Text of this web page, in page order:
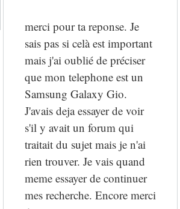
merci pour ta reponse. Je
sais pas si celà est important
mais j'ai oublié de préciser
que mon telephone est un
Samsung Galaxy Gio.
J'avais deja essayer de voir
s'il y avait un forum qui
traitait du sujet mais je n'ai
rien trouver. Je vais quand
meme essayer de continuer
mes recherche. Encore merci